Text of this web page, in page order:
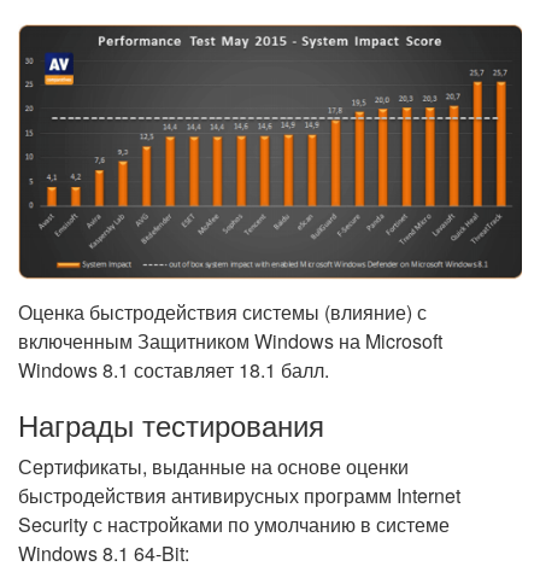
Оценка быстродействия системы (влияние) с
включенным Защитником Windows на Microsoft
Windows 8.1 составляет 18.1 балл.
Награды тестирования
Сертификаты, выданные на основе оценки
быстродействия антивирусных программ Internet
Security с настройками по умолчанию в системе
Windows 8.1 64-Bit: